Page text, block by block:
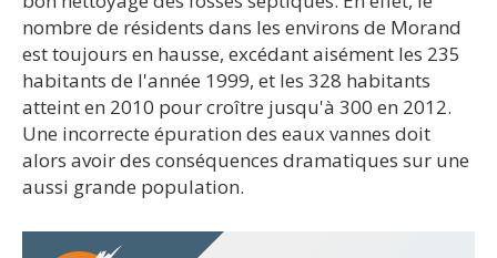
nombre de résidents dans les environs de Morand
est toujours en hausse, excédant aisément les 235
habitants de l'année 1999, et les 328 habitants
atteint en 2010 pour croître jusqu'à 300 en 2012.
Une incorrecte épuration des eaux vannes doit
alors avoir des conséquences dramatiques sur une
aussi grande population.